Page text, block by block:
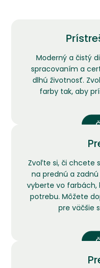
Moderný a čistý
spracovaním a
dlhú životnosť.
farby tak, aby
Zvoľte si, či chcete
na prednú a
vyberte vo farbách,
potrebu. Môžete
pre väčšie